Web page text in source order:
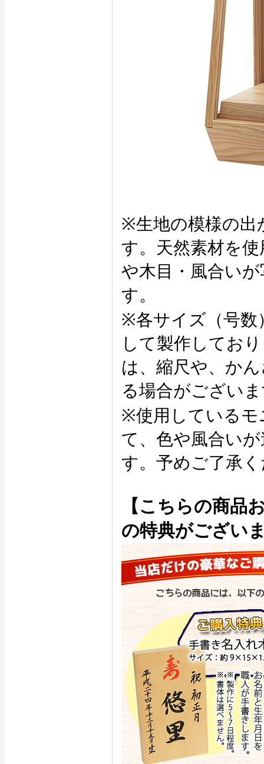
※生地の模様の出
す。天然素材を
や木目・風合い
す。
※各サイズ（号数
して製作してお
は、縮尺や、か
る場合がござい
※使用しているモ
て、色や風合い
す。予めご了承
【こちらの商品
の特典がござい